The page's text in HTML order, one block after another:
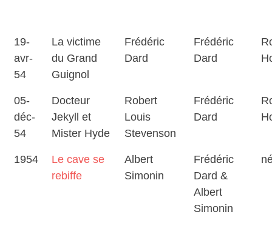
19-
avr-
54
La victime
du Grand
Guignol
Frédéric
Dard
Frédéric
Dard
05-
déc-
54
Docteur
Jekyll et
Mister Hyde
Robert
Louis
Stevenson
Frédéric
Dard
1954
Le cave se
rebiffe
Albert
Simonin
Frédéric
Dard &
Albert
Simonin